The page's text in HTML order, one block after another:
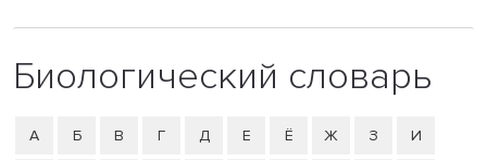
Биологический словарь
А Б В Г Д Е Ё Ж З И